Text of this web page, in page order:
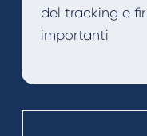
del tracking e
importanti